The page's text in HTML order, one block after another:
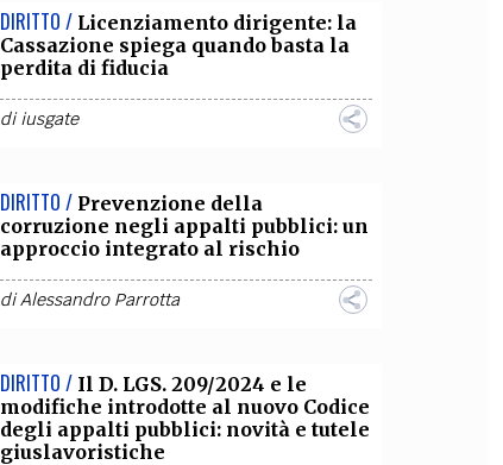
DIRITTO / Licenziamento dirigente: la
Cassazione spiega quando basta la
perdita di fiducia
diiusgate
DIRITTO / Prevenzione della
corruzione negli appalti pubblici: un
approccio integrato al rischio
diAlessandro Parrotta
DIRITTO / Il D. LGS. 209/2024 e le
modifiche introdotte al nuovo Codice
degli appalti pubblici: novità e tutele
giuslavoristiche